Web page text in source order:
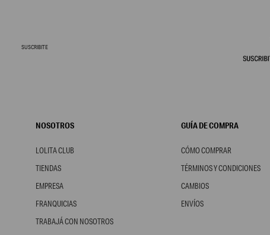
SUSCRIBITE
NOSOTROS
LOLITA CLUB
TIENDAS
EMPRESA
FRANQUICIAS
TRABAJÁ CON NOSOTROS
GUÍA DE COMPRA
CÓMO COMPRAR
TÉRMINOS Y CONDICIONES
CAMBIOS
ENVÍOS